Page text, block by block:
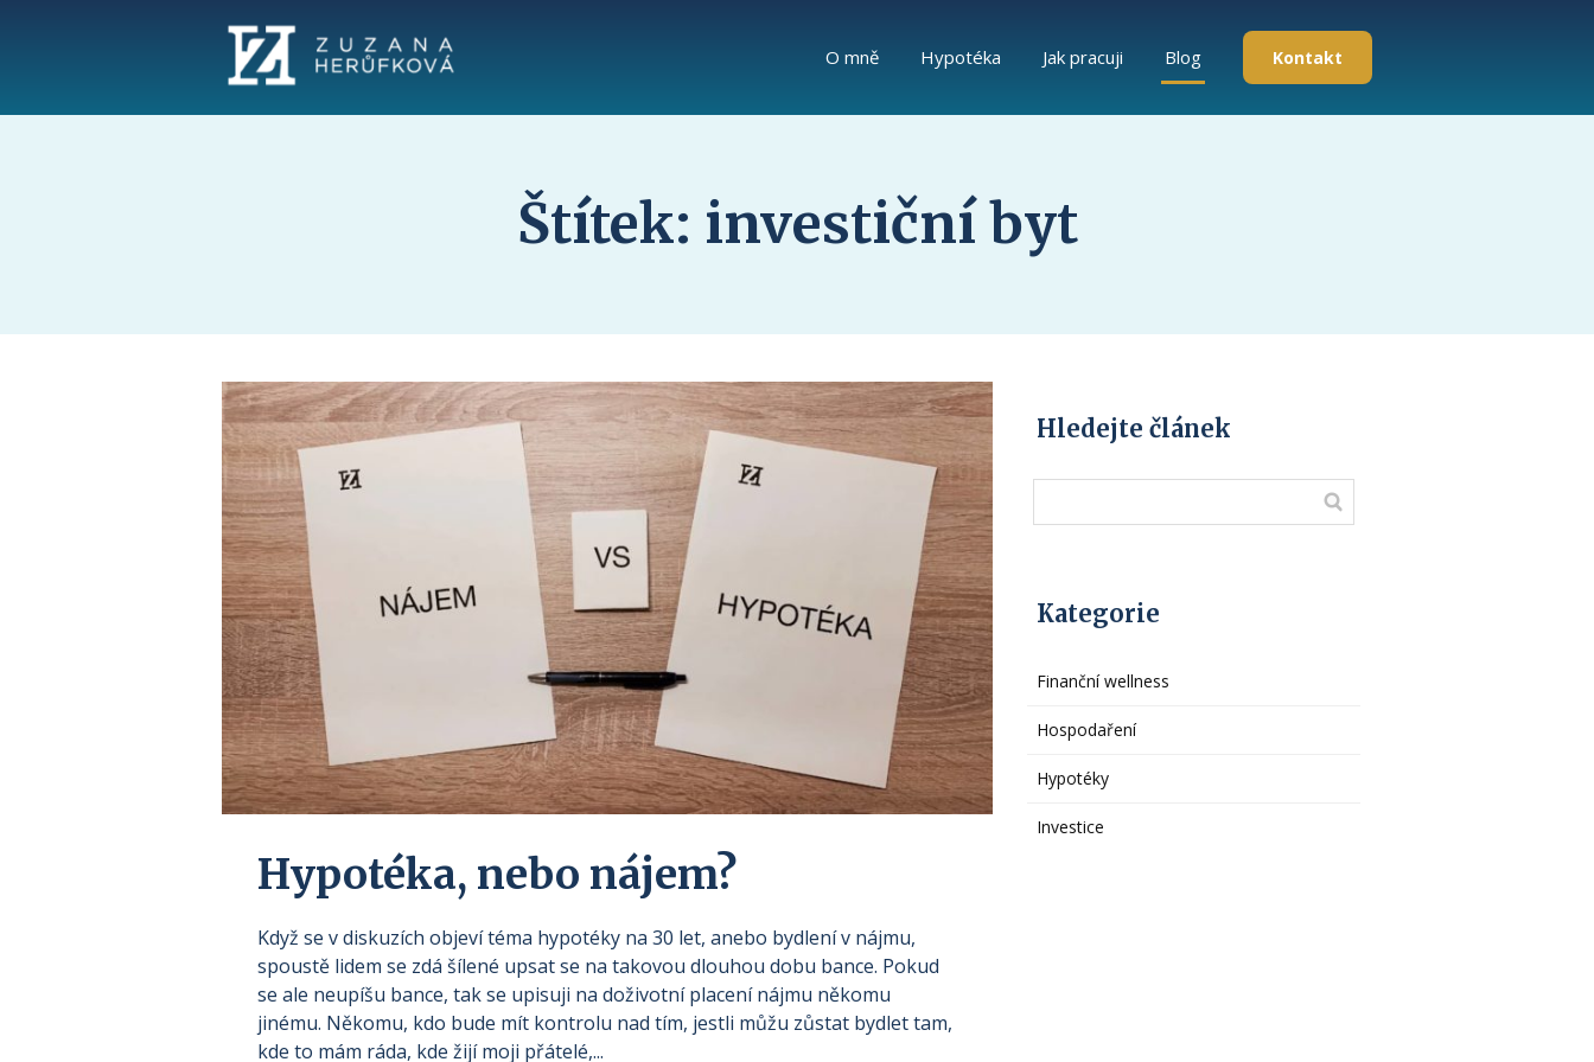
O mně Hypotéka Jak pracuji Blog Kontakt
Štítek: investiční byt
Hypotéka, nebo nájem?
Když se v diskuzích objeví téma hypotéky na 30 let, anebo bydlení v nájmu,
spoustě lidem se zdá šílené upsat se na takovou dlouhou dobu bance. Pokud
se ale neupíšu bance, tak se upisuji na doživotní placení nájmu někomu
jinému. Někomu, kdo bude mít kontrolu nad tím, jestli můžu zůstat bydlet tam,
kde to mám ráda, kde žijí moji přátelé,...
Hledejte článek
Kategorie
Finanční wellness
Hospodaření
Hypotéky
Investice